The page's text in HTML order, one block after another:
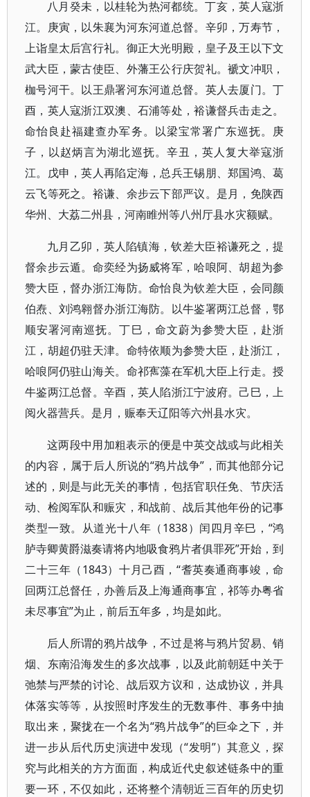
八月癸未，以桂轮为热河都统。丁亥，英人寇浙
江。庚寅，以朱襄为河东河道总督。辛卯，万寿节，
上诣皇太后宫行礼。御正大光明殿，皇子及王以下文
武大臣，蒙古使臣、外藩王公行庆贺礼。褫文冲职，
枷号河干。以王鼎署河东河道总督。英人去厦门。丁
酉，英人寇浙江双澳、石浦等处，裕谦督兵击走之。
命怡良赴福建查办军务。以梁宝常署广东巡抚。庚
子，以赵炳言为湖北巡抚。辛丑，英人复大举寇浙
江。戊申，英人再陷定海，总兵王锡朋、郑国鸿、葛
云飞等死之。裕谦、余步云下部严议。是月，免陕西
华州、大荔二州县，河南睢州等八州厅县水灾额赋。
九月乙卯，英人陷镇海，钦差大臣裕谦死之，提
督余步云遁。命奕经为扬威将军，哈哴阿、胡超为参
赞大臣，督办浙江海防。命怡良为钦差大臣，会同颜
伯焘、刘鸿翱督办浙江海防。以牛鉴署两江总督，鄂
顺安署河南巡抚。丁巳，命文蔚为参赞大臣，赴浙
江，胡超仍驻天津。命特依顺为参赞大臣，赴浙江，
哈哴阿仍驻山海关。命祁寯藻在军机大臣上行走。授
牛鉴两江总督。辛酉，英人陷浙江宁波府。己巳，上
阅火器营兵。是月，赈奉天辽阳等六州县水灾。
这两段中用加粗表示的便是中英交战或与此相关
的内容，属于后人所说的“鸦片战争”，而其他部分记
述的，则是与此无关的事情，包括官职任免、节庆活
动、检阅军队和赈灾，和战前、战后其他年份的记事
类型一致。从道光十八年（1838）闰四月辛巳，“鸿
胪寺卿黄爵滋奏请将内地吸食鸦片者俱罪死”开始，到
二十三年（1843）十月己酉，“耆英奏通商事竣，命
回两江总督任，办善后及上海通商事宜，祁等办粤省
未尽事宜”为止，前后五年多，均是如此。
后人所谓的鸦片战争，不过是将与鸦片贸易、销
烟、东南沿海发生的多次战事，以及此前朝廷中关于
弛禁与严禁的讨论、战后双方议和，达成协议，并具
体落实等等，从按照时序发生的无数事件、事务中抽
取出来，聚拢在一个名为“鸦片战争”的巨伞之下，并
进一步从后代历史演进中发现（“发明”）其意义，探
究与此相关的方方面面，构成近代史叙述链条中的重
要一环，不仅如此，还将整个清朝近三百年的历史切